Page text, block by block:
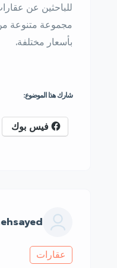
للباحثين عن
مجموعة متنوعة
بأسعار مختلفة.
شارك هذا الموضوع:
فيس بوك
عقارات